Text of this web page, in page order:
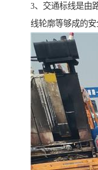
3、交通标线是由
线轮廓等够成的安